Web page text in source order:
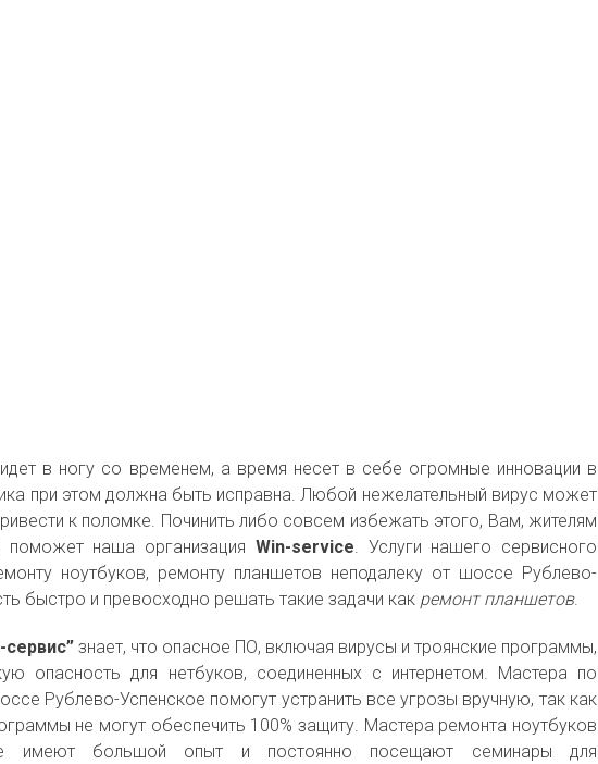
в ногу со временем, а время несет в себе огромные инновации в
при этом должна быть исправна. Любой нежелательный вирус может
к поломке. Починить либо совсем избежать этого, Вам, жителям
поможет наша организация Win-service. Услуги нашего сервисного
ноутбуков, ремонту планшетов неподалеку от шоссе Рублево-
быстро и превосходно решать такие задачи как ремонт планшетов.
сервис” знает, что опасное ПО, включая вирусы и троянские программы,
опасность для нетбуков, соединенных с интернетом. Мастера по
Рублево-Успенское помогут устранить все угрозы вручную, так как
не могут обеспечить 100% защиту. Мастера ремонта ноутбуков
имеют большой опыт и постоянно посещают семинары для